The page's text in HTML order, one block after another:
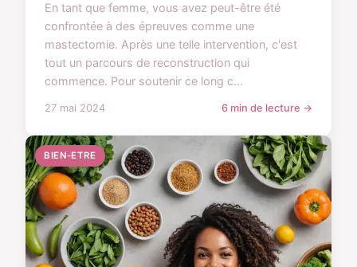
En tant que femme, vous avez peut-être été
confrontée à des épreuves comme une
mastectomie. Après une telle intervention, c'est
tout un parcours de reconstruction qui
commence. Pour soutenir ce long c...
27 mai 2024 6 min de lecture →
BIEN-ETRE